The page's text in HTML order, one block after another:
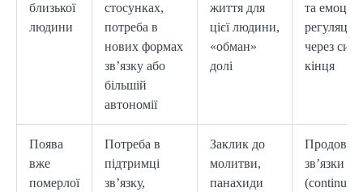
близької
людини
стосунках,
потреба в
нових формах
зв’язку або
більшій
автономії
життя для
цієї людини,
«обман»
долі
та
регуляція
через
кінця
Поява
вже
померлої
Потреба в
підтримці
зв’язку,
Заклик до
молитви,
панахиди
зв’язки
(continuing